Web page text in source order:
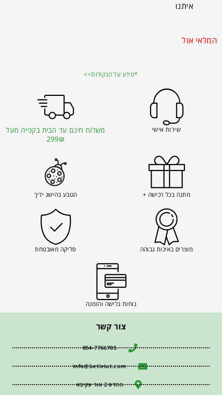
איתנו
המלאי אזל
*מידע על הנקודות>>
שירות אישי
משלוח חינם עד הבית בקנייה מעל
299₪
מתנה בכל רכישה + הטבע בהישג ידיך
מוצרים באיכות גבוהה סליקה מאובטחת
נוחות גלישה והזמנה
צור קשר
054-7766705
info@betiviut.com
ההדס 2 אור עקיבא